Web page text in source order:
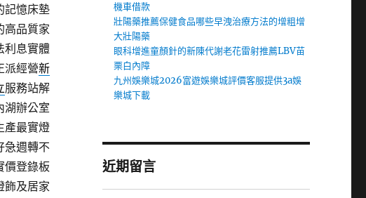
記憶床墊
高品質家
利息實體
派經營新
服務站解
湖辦公室
產最實燈
急週轉不
價登錄板
飾及居家
機車借款
壯陽藥推薦保健食品哪些早洩治療方法的增粗增
大壯陽藥
眼科增進童顏針的新陳代謝老花雷射推薦LBV苗
栗白內障
九州娛樂城2026富遊娛樂城評價客服提供3a娛
樂城下載
近期留言